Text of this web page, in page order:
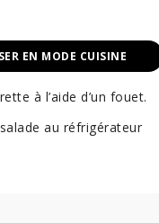
EN MODE CUISINE
à l’aide d’un fouet.
au réfrigérateur